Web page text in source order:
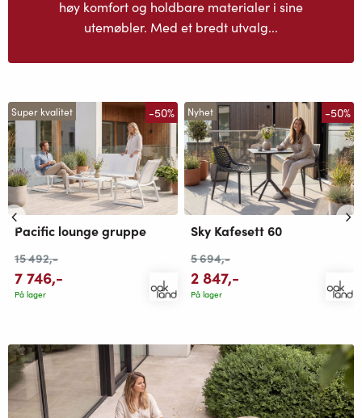
høy komfort og holdbare materialer i sine
utemøbler. Med et bredt utvalg...
Super kvalitet -50%
Pacific lounge gruppe
15 492,-
7 746,-
På lager
Nyhet -50%
Sky Kafesett 60
5 694,-
2 847,-
På lager